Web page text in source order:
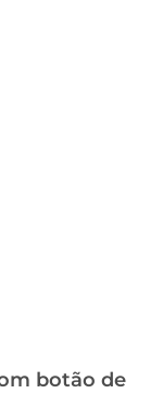
botão de